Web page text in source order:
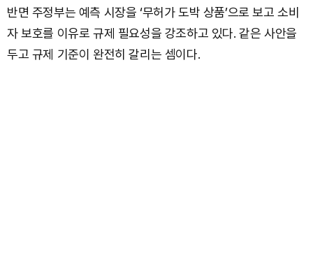
반면 주정부는 예측 시장을 ‘무허가 도박 상품’으로 보고 소비
자 보호를 이유로 규제 필요성을 강조하고 있다. 같은 사안을
두고 규제 기준이 완전히 갈리는 셈이다.